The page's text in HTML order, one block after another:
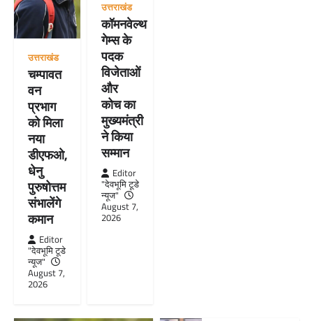
उत्तराखंड
चम्पावत
वन
प्रभाग
को मिला
नया
डीएफओ,
धेनु
पुरुषोत्तम
संभालेंगे
कमान
Editor
"देवभूमि टूडे
न्यूज"
August 7,
2026
उत्तराखंड
कॉमनवेल्थ
गेम्स के
पदक
विजेताओं
और
कोच का
मुख्यमंत्री
ने किया
सम्मान
Editor
"देवभूमि टूडे
न्यूज"
August 7,
2026